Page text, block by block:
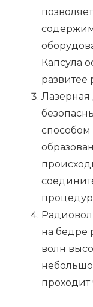
Капсула
развитее
Лазерная
на бедре
волн
проходит